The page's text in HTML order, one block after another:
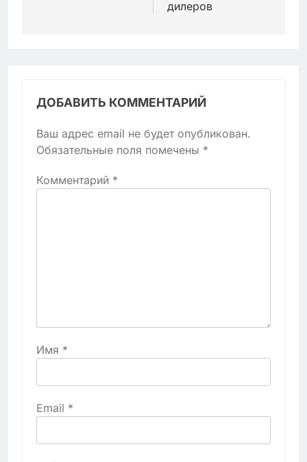
дилеров
ДОБАВИТЬ КОММЕНТАРИЙ
Ваш адрес email не будет опубликован.
Обязательные поля помечены *
Комментарий *
Имя *
Email *